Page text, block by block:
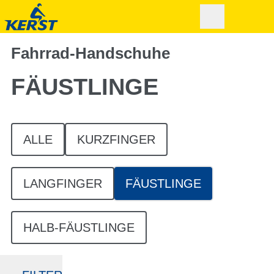
Fahrrad-Handschuhe
FÄUSTLINGE
ALLE KURZFINGER
LANGFINGER FÄUSTLINGE
HALB-FÄUSTLINGE